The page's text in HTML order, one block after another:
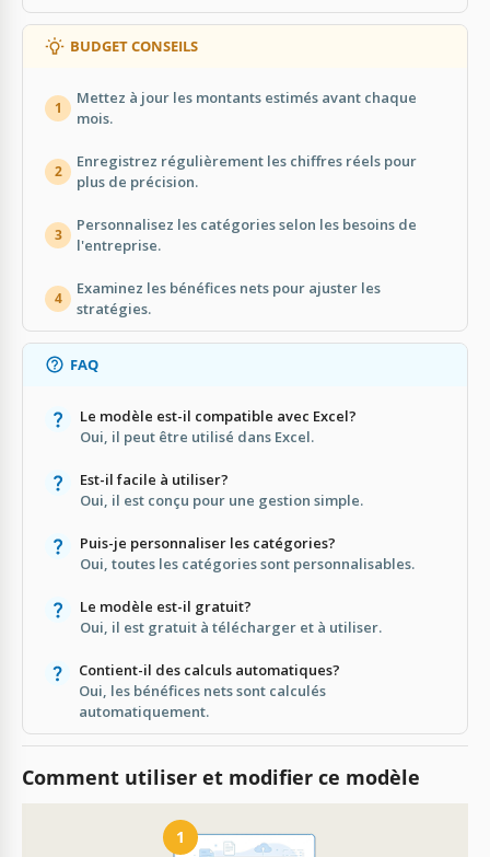
BUDGET CONSEILS
1
Mettez à jour les montants estimés avant chaque
mois.
2
Enregistrez régulièrement les chiffres réels pour
plus de précision.
3
Personnalisez les catégories selon les besoins de
l'entreprise.
4
Examinez les bénéfices nets pour ajuster les
stratégies.
FAQ
Le modèle est-il compatible avec Excel?
Oui, il peut être utilisé dans Excel.
Est-il facile à utiliser?
Oui, il est conçu pour une gestion simple.
Puis-je personnaliser les catégories?
Oui, toutes les catégories sont personnalisables.
Le modèle est-il gratuit?
Oui, il est gratuit à télécharger et à utiliser.
Contient-il des calculs automatiques?
Oui, les bénéfices nets sont calculés
automatiquement.
Comment utiliser et modifier ce modèle
1